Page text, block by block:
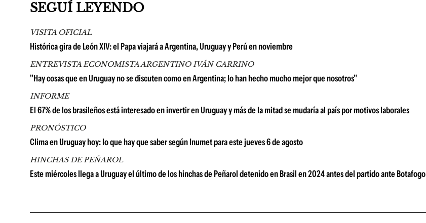
SEGUÍ LEYENDO
VISITA OFICIAL
Histórica gira de León XIV: el Papa viajará a Argentina, Uruguay y Perú en noviembre
ENTREVISTA ECONOMISTA ARGENTINO IVÁN CARRINO
"Hay cosas que en Uruguay no se discuten como en Argentina; lo han hecho mucho mejor que nosotros"
INFORME
El 67% de los brasileños está interesado en invertir en Uruguay y más de la mitad se mudaría al país por motivos laborales
PRONÓSTICO
Clima en Uruguay hoy: lo que hay que saber según Inumet para este jueves 6 de agosto
HINCHAS DE PEÑAROL
Este miércoles llega a Uruguay el último de los hinchas de Peñarol detenido en Brasil en 2024 antes del partido ante Botafogo